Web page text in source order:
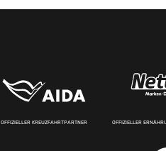
OFFIZIELLER KREUZFAHRTPARTNER OFFIZIELLER